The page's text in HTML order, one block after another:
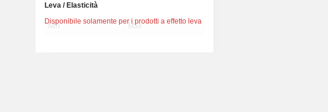
Disponibile solamente per i prodotti a effetto leva
Leva / Elasticità